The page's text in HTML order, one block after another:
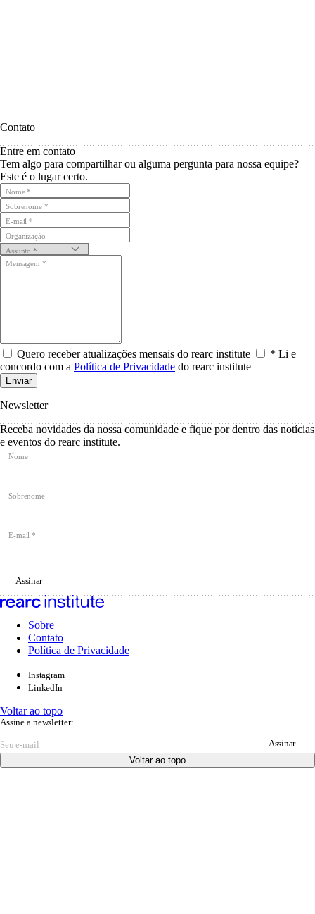
Contato
Entre em contato
Tem algo para compartilhar ou alguma pergunta para nossa equipe?
Este é o lugar certo.
Nome*
Sobrenome *
E-mail*
Organização
Assunto*
Mensagem*
Quero receber atualizações mensais do rearc institute * Li e
concordo com a Política de Privacidade do rearc institute
Enviar
Newsletter
Receba novidades da nossa comunidade e fique por dentro das notícias
e eventos do rearc institute.
Nome
Sobrenome
E-mail*
Assinar
Sobre
Contato
Política de Privacidade
Instagram
LinkedIn
Voltar ao topo
Assine a newsletter:
Assinar
Voltar ao topo